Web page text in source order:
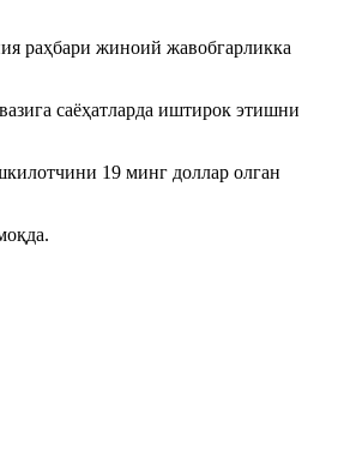
раҳбари жиноий жавобгарликка
саёҳатларда иштирок этишни
19 минг доллар олган